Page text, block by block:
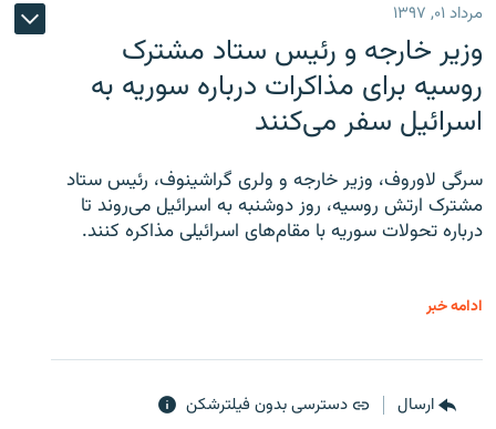
مرداد ۰۱, ۱۳۹۷
وزیر خارجه و رئیس‌ ستاد مشترک
روسیه برای مذاکرات درباره سوریه به
اسرائیل سفر می‌کنند
سرگی لاوروف، وزیر خارجه و ولری گراشینوف، رئیس ستاد
مشترک ارتش روسیه، روز دوشنبه به اسرائیل می‌روند تا
درباره تحولات سوریه با مقام‌های اسرائیلی مذاکره کنند.
ادامه خبر
ارسال دسترسی بدون فیلترشکن